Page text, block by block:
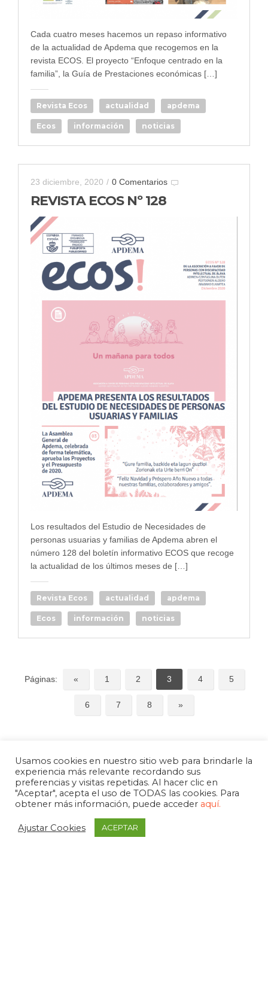
Cada cuatro meses hacemos un repaso informativo
de la actualidad de Apdema que recogemos en la
revista ECOS. El proyecto “Enfoque centrado en la
familia”, la Guía de Prestaciones económicas […]
Revista Ecos actualidad apdema
Ecos información noticias
23 diciembre, 2020 / 0 Comentarios
REVISTA ECOS Nº 128
Los resultados del Estudio de Necesidades de
personas usuarias y familias de Apdema abren el
número 128 del boletín informativo ECOS que recoge
la actualidad de los últimos meses de […]
Revista Ecos actualidad apdema
Ecos información noticias
Páginas: « 1 2 3 4 5
6 7 8 »
Usamos cookies en nuestro sitio web para brindarle la
experiencia más relevante recordando sus
preferencias y visitas repetidas. Al hacer clic en
"Aceptar", acepta el uso de TODAS las cookies. Para
obtener más información, puede acceder aquí.
Ajustar Cookies ACEPTAR